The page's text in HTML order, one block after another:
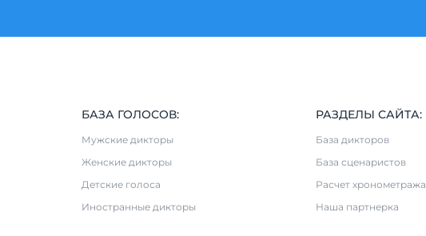
БАЗА ГОЛОСОВ:
Мужские дикторы
Женские дикторы
Детские голоса
Иностранные дикторы
РАЗДЕЛЫ САЙТА:
База дикторов
База сценаристов
Расчет хронометража
Наша партнерка